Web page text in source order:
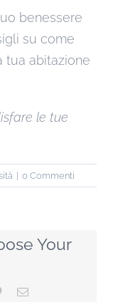
benessere
su come
tua abitazione
le tue
| 0 Commenti
Your
PinterestEmail